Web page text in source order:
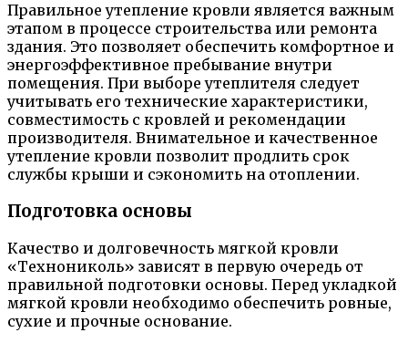
Правильное утепление кровли является важным
этапом в процессе строительства или ремонта
здания. Это позволяет обеспечить комфортное и
энергоэффективное пребывание внутри
помещения. При выборе утеплителя следует
учитывать его технические характеристики,
совместимость с кровлей и рекомендации
производителя. Внимательное и качественное
утепление кровли позволит продлить срок
службы крыши и сэкономить на отоплении.
Подготовка основы
Качество и долговечность мягкой кровли
«Технониколь» зависят в первую очередь от
правильной подготовки основы. Перед укладкой
мягкой кровли необходимо обеспечить ровные,
сухие и прочные основание.